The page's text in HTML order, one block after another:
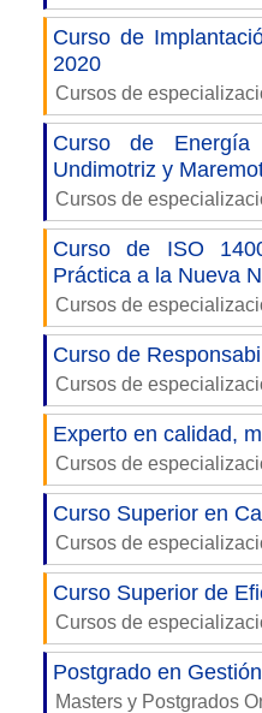
Curso de
2020
Cursos de
Curso de
Undimotriz y
Cursos de
Curso de ISO
Práctica a la Nueva
Cursos de
Curso de
Cursos de
Experto en calidad,
Cursos de
Curso Superior en
Cursos de
Curso Superior de
Cursos de
Postgrado en
Masters y Postgrados